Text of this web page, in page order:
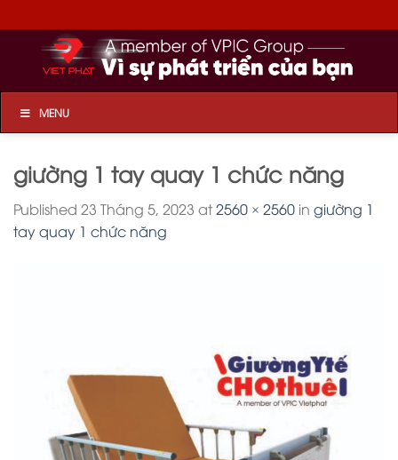
to
content
MENU
giường 1 tay quay 1 chức năng
Published 23 Tháng 5, 2023 at2560 × 2560 in giường 1
tay quay 1 chức năng